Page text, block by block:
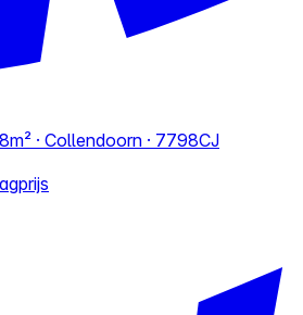
· Collendoorn · 7798CJ